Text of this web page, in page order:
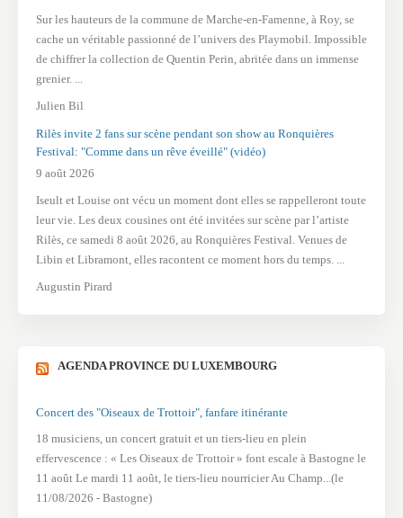
Sur les hauteurs de la commune de Marche-en-Famenne, à Roy, se
cache un véritable passionné de l’univers des Playmobil. Impossible
de chiffrer la collection de Quentin Perin, abritée dans un immense
grenier. ...
Julien Bil
Rilès invite 2 fans sur scène pendant son show au Ronquières
Festival: "Comme dans un rêve éveillé" (vidéo)
9 août 2026
Iseult et Louise ont vécu un moment dont elles se rappelleront toute
leur vie. Les deux cousines ont été invitées sur scène par l’artiste
Rilès, ce samedi 8 août 2026, au Ronquières Festival. Venues de
Libin et Libramont, elles racontent ce moment hors du temps. ...
Augustin Pirard
AGENDA PROVINCE DU LUXEMBOURG
Concert des "Oiseaux de Trottoir", fanfare itinérante
18 musiciens, un concert gratuit et un tiers-lieu en plein
effervescence : « Les Oiseaux de Trottoir » font escale à Bastogne le
11 août Le mardi 11 août, le tiers-lieu nourricier Au Champ...(le
11/08/2026 - Bastogne)